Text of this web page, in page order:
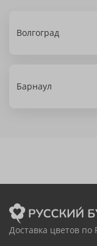
Волгоград
Барнаул
Доставка цветов